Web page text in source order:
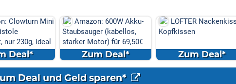
600W Akku-
(kabellos,
für 69,50€
Deal*
LOFTER Nackenkissen
Kopfkissen
Zum Deal*
LOFTER
Kopfkissen
Zum Deal*
Deal und Geld sparen*